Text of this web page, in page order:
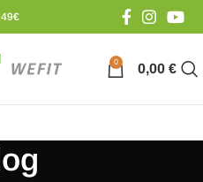
49€
0 0,00 €